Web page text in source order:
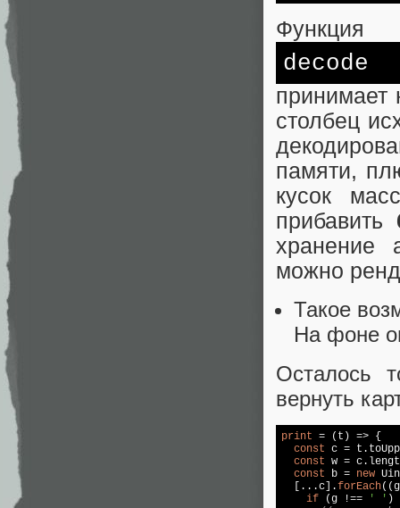
Функция
decode
принимает
столбец
памяти,
кусок
прибавить
хранение
можно
Такое
На фоне
Осталось
вернуть
print = (t) => {
const c =
const w =
const b = new
  [...c].
forEach
if (g !== ' ' )